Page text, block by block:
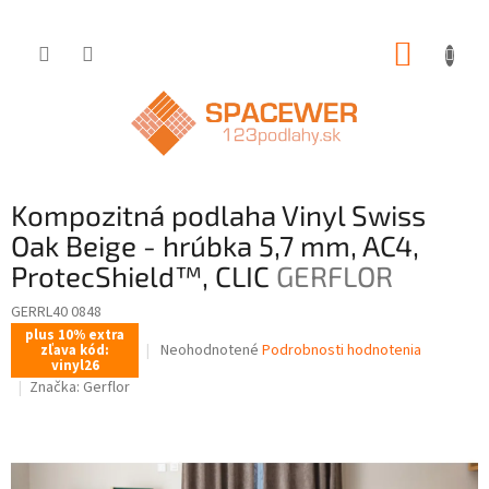
Kompozitná podlaha Vinyl Swiss
Oak Beige - hrúbka 5,7 mm, AC4,
ProtecShield™, CLIC GERFLOR
GERRL40 0848
plus 10% extra
zľava kód:
vinyl26
Priemerné
5
Neohodnotené Podrobnosti hodnotenia
Značka: Gerflor